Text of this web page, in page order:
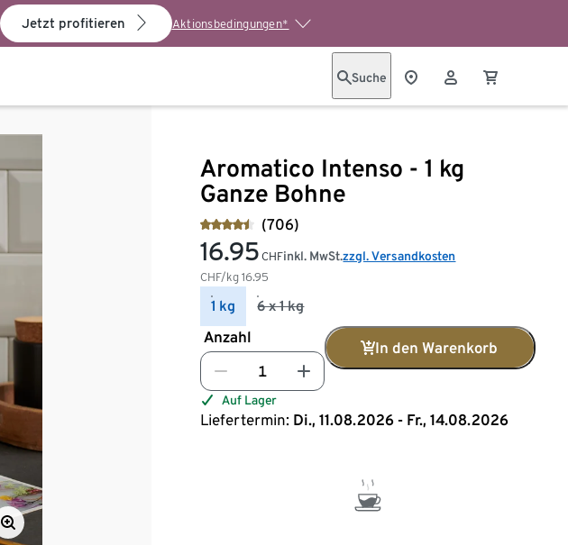
Jetzt profitieren Aktionsbedingungen*
Suche
Aromatico Intenso - 1 kg
Ganze Bohne
(706)
16.95 CHF
CHF/kg16.95
inkl. MwSt.zzgl. Versandkosten
1 kg 6 x 1 kg
Anzahl
In den Warenkorb
Auf Lager
Liefertermin: Di., 11.08.2026 - Fr., 14.08.2026